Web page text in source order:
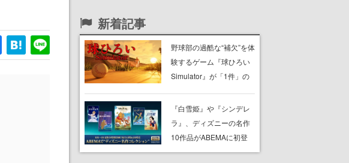
新着記事
野球部の過酷な“補欠”を体
験するゲーム『球ひろい
Simulator』が「1件」の
にチェコ語に対応しSNS
で話題に。『キングダ
ム・カム』開発元やチェ
『白雪姫』や『シンデレ
ラ』、ディズニーの名作
10作品がABEMAに初登
場。『101匹わんちゃ